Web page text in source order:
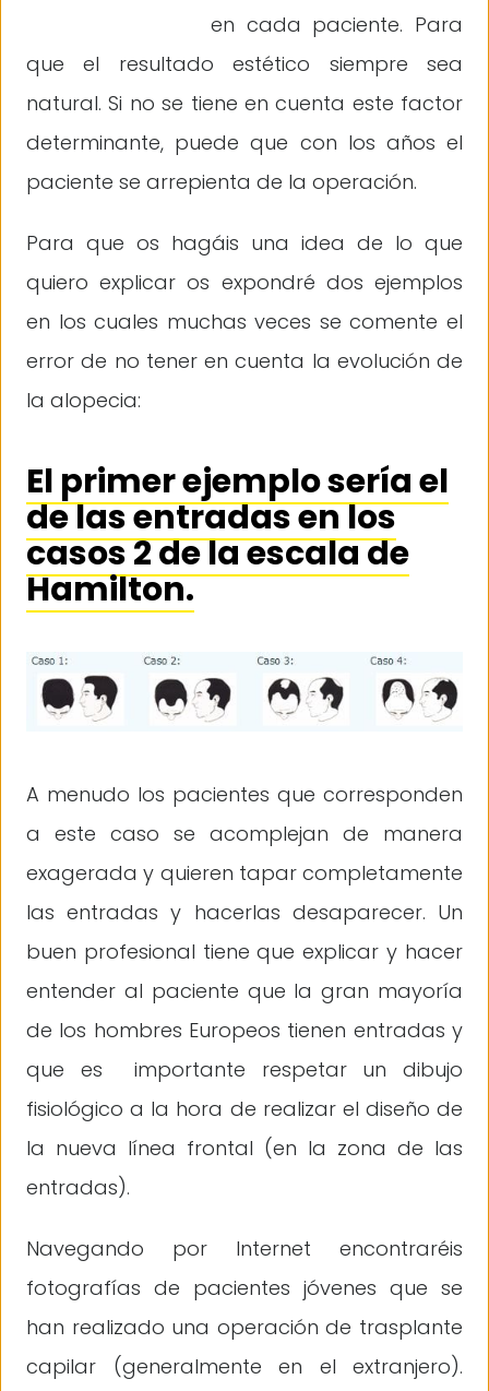
en cada paciente. Para
que el resultado estético siempre sea
natural. Si no se tiene en cuenta este factor
determinante, puede que con los años el
paciente se arrepienta de la operación.
Para que os hagáis una idea de lo que
quiero explicar os expondré dos ejemplos
en los cuales muchas veces se comente el
error de no tener en cuenta la evolución de
la alopecia:
El primer ejemplo sería el
de las entradas en los
casos 2 de la escala de
Hamilton.
A menudo los pacientes que corresponden
a este caso se acomplejan de manera
exagerada y quieren tapar completamente
las entradas y hacerlas desaparecer. Un
buen profesional tiene que explicar y hacer
entender al paciente que la gran mayoría
de los hombres Europeos tienen entradas y
que es importante respetar un dibujo
fisiológico a la hora de realizar el diseño de
la nueva línea frontal (en la zona de las
entradas).
Navegando por Internet encontraréis
fotografías de pacientes jóvenes que se
han realizado una operación de trasplante
capilar (generalmente en el extranjero).